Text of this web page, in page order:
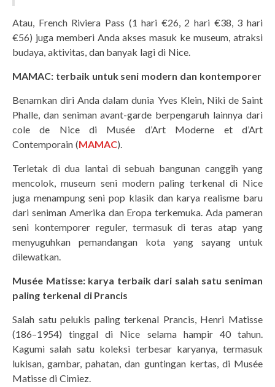
Atau, French Riviera Pass (1 hari €26, 2 hari €38, 3 hari
€56) juga memberi Anda akses masuk ke museum, atraksi
budaya, aktivitas, dan banyak lagi di Nice.
MAMAC: terbaik untuk seni modern dan kontemporer
Benamkan diri Anda dalam dunia Yves Klein, Niki de Saint
Phalle, dan seniman avant-garde berpengaruh lainnya dari
cole de Nice di Musée d’Art Moderne et d’Art
Contemporain (MAMAC).
Terletak di dua lantai di sebuah bangunan canggih yang
mencolok, museum seni modern paling terkenal di Nice
juga menampung seni pop klasik dan karya realisme baru
dari seniman Amerika dan Eropa terkemuka. Ada pameran
seni kontemporer reguler, termasuk di teras atap yang
menyuguhkan pemandangan kota yang sayang untuk
dilewatkan.
Musée Matisse: karya terbaik dari salah satu seniman
paling terkenal di Prancis
Salah satu pelukis paling terkenal Prancis, Henri Matisse
(186–1954) tinggal di Nice selama hampir 40 tahun.
Kagumi salah satu koleksi terbesar karyanya, termasuk
lukisan, gambar, pahatan, dan guntingan kertas, di Musée
Matisse di Cimiez.